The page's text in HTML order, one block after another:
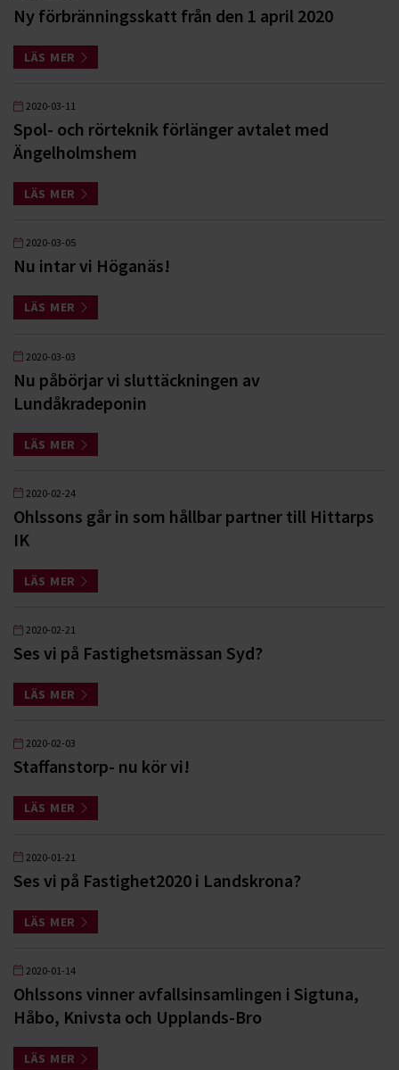
Ny förbränningsskatt från den 1 april 2020
LÄS MER
2020-03-11
Spol- och rörteknik förlänger avtalet med
Ängelholmshem
LÄS MER
2020-03-05
Nu intar vi Höganäs!
LÄS MER
2020-03-03
Nu påbörjar vi sluttäckningen av
Lundåkradeponin
LÄS MER
2020-02-24
Ohlssons går in som hållbar partner till Hittarps
IK
LÄS MER
2020-02-21
Ses vi på Fastighetsmässan Syd?
LÄS MER
2020-02-03
Staffanstorp- nu kör vi!
LÄS MER
2020-01-21
Ses vi på Fastighet2020 i Landskrona?
LÄS MER
2020-01-14
Ohlssons vinner avfallsinsamlingen i Sigtuna,
Håbo, Knivsta och Upplands-Bro
LÄS MER